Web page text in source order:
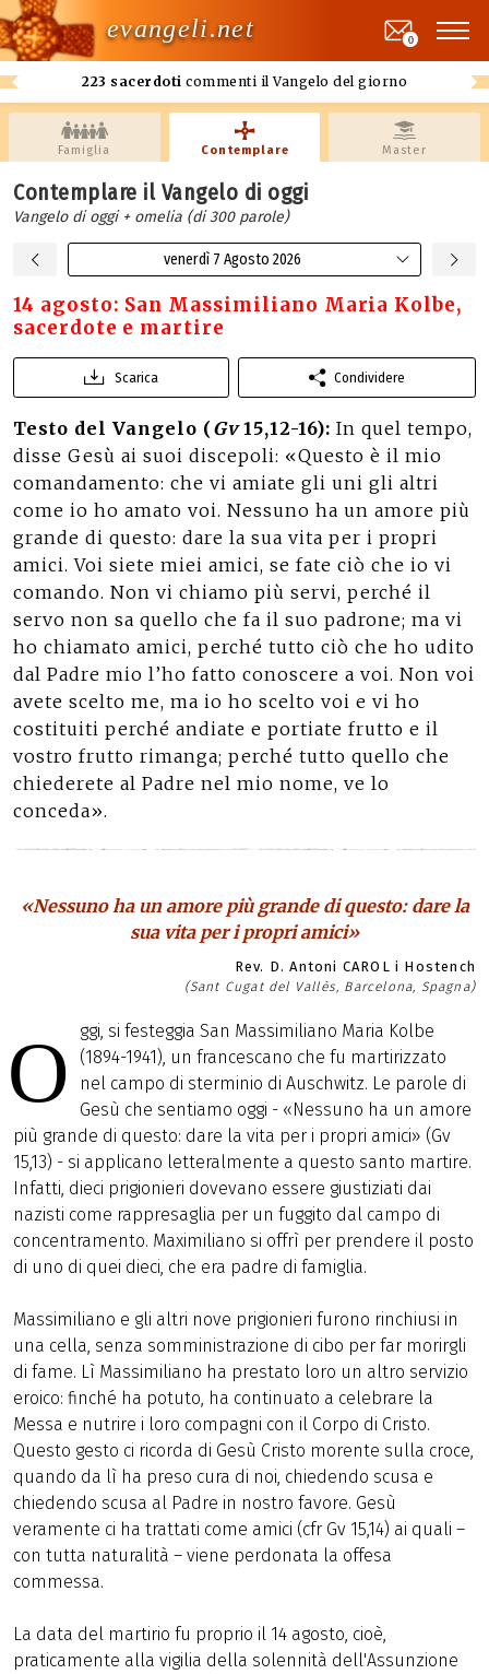
evangeli.net
223 sacerdoti commenti il Vangelo del giorno
0
Famiglia Contemplare Master
Contemplare il Vangelo di oggi
Vangelo di oggi + omelia (di 300 parole)
venerdì 7 Agosto 2026
14 agosto: San Massimiliano Maria Kolbe,
sacerdote e martire
Scarica Condividere
Testo del Vangelo (Gv15,12-16): In quel tempo,
disse Gesù ai suoi discepoli: «Questo è il mio
comandamento: che vi amiate gli uni gli altri
come io ho amato voi. Nessuno ha un amore più
grande di questo: dare la sua vita per i propri
amici. Voi siete miei amici, se fate ciò che io vi
comando. Non vi chiamo più servi, perché il
servo non sa quello che fa il suo padrone; ma vi
ho chiamato amici, perché tutto ciò che ho udito
dal Padre mio l’ho fatto conoscere a voi. Non voi
avete scelto me, ma io ho scelto voi e vi ho
costituiti perché andiate e portiate frutto e il
vostro frutto rimanga; perché tutto quello che
chiederete al Padre nel mio nome, ve lo
conceda».
«Nessuno ha un amore più grande di questo: dare la
sua vita per i propri amici»
Rev. D. Antoni CAROL i Hostench
(Sant Cugat del Vallès, Barcelona, Spagna)
O
ggi, si festeggia San Massimiliano Maria Kolbe
(1894-1941), un francescano che fu martirizzato
nel campo di sterminio di Auschwitz. Le parole di
Gesù che sentiamo oggi - «Nessuno ha un amore
più grande di questo: dare la vita per i propri amici» (Gv
15,13) - si applicano letteralmente a questo santo martire.
Infatti, dieci prigionieri dovevano essere giustiziati dai
nazisti come rappresaglia per un fuggito dal campo di
concentramento. Maximiliano si offrì per prendere il posto
di uno di quei dieci, che era padre di famiglia.
Massimiliano e gli altri nove prigionieri furono rinchiusi in
una cella, senza somministrazione di cibo per far morirgli
di fame. Lì Massimiliano ha prestato loro un altro servizio
eroico: finché ha potuto, ha continuato a celebrare la
Messa e nutrire i loro compagni con il Corpo di Cristo.
Questo gesto ci ricorda di Gesù Cristo morente sulla croce,
quando da lì ha preso cura di noi, chiedendo scusa e
chiedendo scusa al Padre in nostro favore. Gesù
veramente ci ha trattati come amici (cfr Gv 15,14) ai quali –
con tutta naturalità – viene perdonata la offesa
commessa.
La data del martirio fu proprio il 14 agosto, cioè,
praticamente alla vigilia della solennità dell'Assunzione